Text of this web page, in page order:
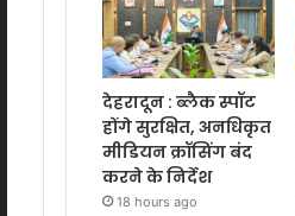
देहरादून : ब्लैक स्पॉट
होंगे सुरक्षित, अनधिकृत
मीडियन क्रॉसिंग बंद
करने के निर्देश
18 hours ago